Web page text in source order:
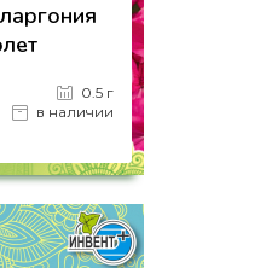
0.5 г
в наличии
КУПИТЬ